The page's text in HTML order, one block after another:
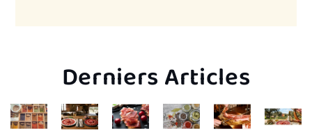
Derniers Articles